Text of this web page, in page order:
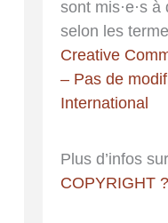
e
r
:
sont mis·e·s
selon les
Creative
– Pas de
International
Plus d’infos
COPYRIGHT ?